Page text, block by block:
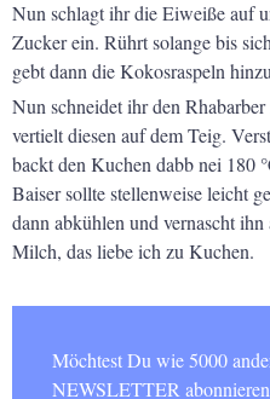
Nun schlagt ihr die Eiweiße auf
Zucker ein. Rührt solange bis
gebt dann die Kokosraspeln
Nun schneidet ihr den
vertielt diesen auf dem Teig.
backt den Kuchen dabb nei 180
Baiser sollte stellenweise leicht
dann abkühlen und vernascht
Milch, das liebe ich zu Kuchen.
Möchtest Du wie 5000 andere Leser meinen
NEWSLETTER